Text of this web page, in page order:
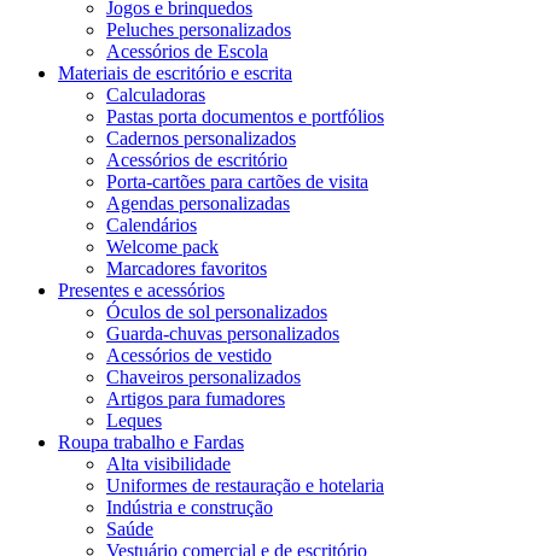
Jogos e brinquedos
Peluches personalizados
Acessórios de Escola
Materiais de escritório e escrita
Calculadoras
Pastas porta documentos e portfólios
Cadernos personalizados
Acessórios de escritório
Porta-cartões para cartões de visita
Agendas personalizadas
Calendários
Welcome pack
Marcadores favoritos
Presentes e acessórios
Óculos de sol personalizados
Guarda-chuvas personalizados
Acessórios de vestido
Chaveiros personalizados
Artigos para fumadores
Leques
Roupa trabalho e Fardas
Alta visibilidade
Uniformes de restauração e hotelaria
Indústria e construção
Saúde
Vestuário comercial e de escritório